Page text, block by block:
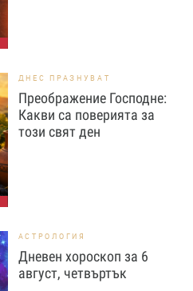
ДНЕС ПРАЗНУВАТ
Преображение Господне:
Какви са поверията за
този свят ден
АСТРОЛОГИЯ
Дневен хороскоп за 6
август, четвъртък